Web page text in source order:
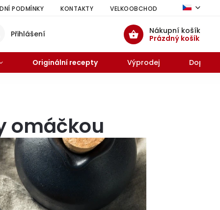
PODMÍNKY KONTAKTY VELKOOBCHOD HODNOCENÍ
Nákupní košík
Prázdný košík
Přihlášení
Originální recepty Výprodej
omáčkou